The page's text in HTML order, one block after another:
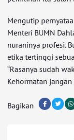
Mengutip
Menteri BUMN
nuraninya profesi.
etika tertinggi
“Rasanya sudah
Kehormatan
Bagikan